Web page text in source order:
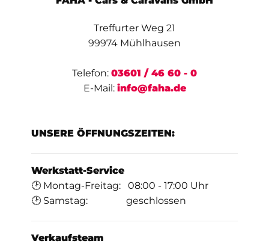
Treffurter Weg 21
99974 Mühlhausen
Telefon: 03601 / 46 60 - 0
E-Mail: info@faha.de
UNSERE ÖFFNUNGSZEITEN:
Werkstatt-Service
🕑 Montag-Freitag: 08:00 - 17:00 Uhr
🕑 Samstag: geschlossen
Verkaufsteam